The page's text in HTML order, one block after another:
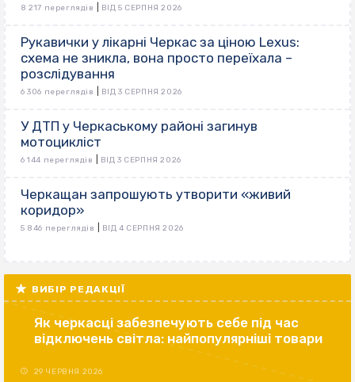
8 217 переглядів ВІД 5 СЕРПНЯ 2026
Рукавички у лікарні Черкас за ціною Lexus:
схема не зникла, вона просто переїхала –
розслідування
6 306 переглядів ВІД 3 СЕРПНЯ 2026
У ДТП у Черкаському районі загинув
мотоцикліст
6 144 переглядів ВІД 3 СЕРПНЯ 2026
Черкащан запрошують утворити «живий
коридор»
5 846 переглядів ВІД 4 СЕРПНЯ 2026
ВИБІР РЕДАКЦІЇ
Як черкасці забезпечують себе під час
відключень світла: найпопулярніші товари
29 ЧЕРВНЯ 2026